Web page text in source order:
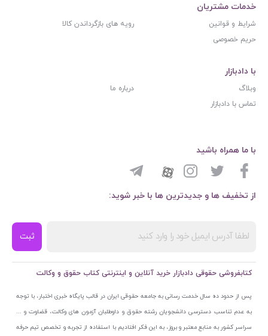
خدمات مشتریان
شرایط و قوانین
رویه های بازگرداندن کالا
حریم خصوصی
با دادبازار
وبلاگ
درباره ما
تماس با دادبازار
از تخفیف ها و جدیدترین ها با خبر شوید:
ثبت
با ما همراه باشید
کتابفروشی حقوقی دادبازار خرید آنلاین و اینترنتی کتاب حقوق و وکالت
پس از حدود ده سال خدمت رسانی به جامعه حقوقی ایران در قالب پایگاه خبری اختبار، با توجه
به عدم تناسب دسترسی دانشجویان رشته حقوق و داوطلبان آزمون های وکالت، قضاوت و ...
سراسر کشور به منابع معتبر و بروز، به این فکر افتادیم با استفاده از تجربه و تخصص تیم حرفه